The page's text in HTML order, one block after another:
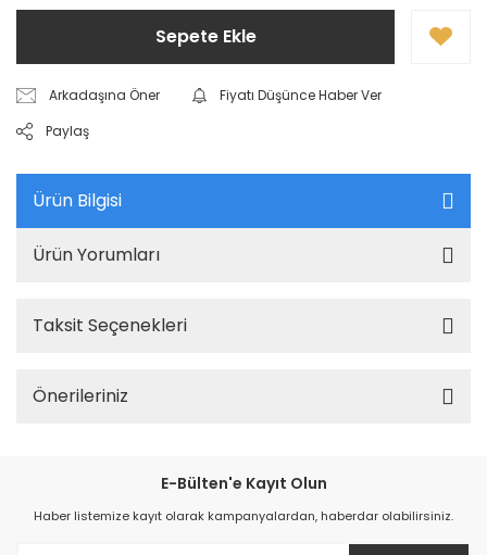
Sepete Ekle
Arkadaşına Öner
Fiyatı Düşünce Haber Ver
Paylaş
Ürün Bilgisi
Ürün Yorumları
Taksit Seçenekleri
Önerileriniz
E-Bülten'e Kayıt Olun
Haber listemize kayıt olarak kampanyalardan, haberdar olabilirsiniz.